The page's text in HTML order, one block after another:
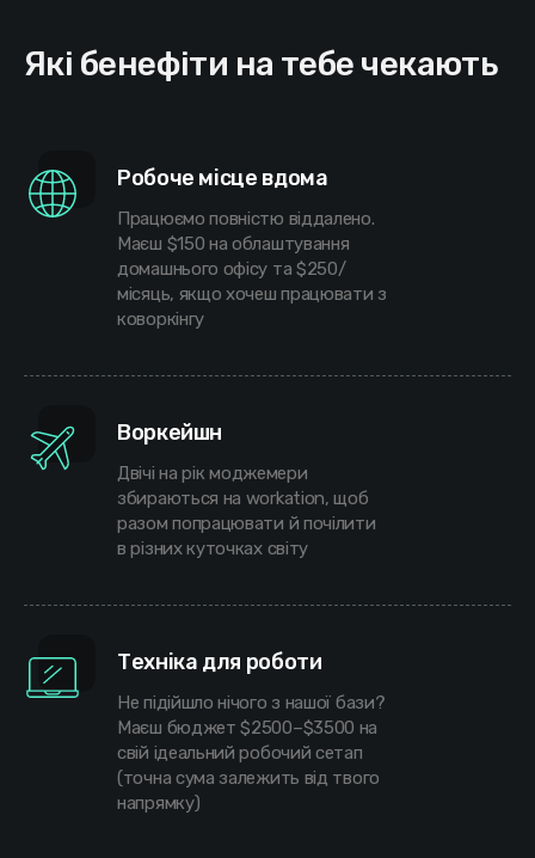
Які бенефіти на тебе чекають
Робоче місце вдома
Працюємо повністю віддалено.
Маєш $150 на облаштування
домашнього офісу та $250/
місяць, якщо хочеш працювати з
коворкінгу
Воркейшн
Двічі на рік моджемери
збираються на workation, щоб
разом попрацювати й почілити
в різних куточках світу
Техніка для роботи
Не підійшло нічого з нашої бази?
Маєш бюджет $2500–$3500 на
свій ідеальний робочий сетап
(точна сума залежить від твого
напрямку)